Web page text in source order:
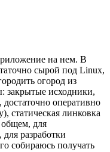
на нем. В
сырой под Linux,
огород из
закрытые исходники,
оперативно
статическая линковка
общем, для
разработки
собираюсь получать